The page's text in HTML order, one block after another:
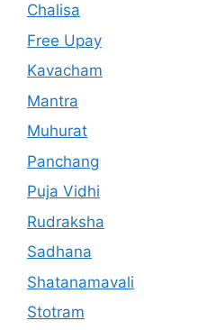
Chalisa
Free Upay
Kavacham
Mantra
Muhurat
Panchang
Puja Vidhi
Rudraksha
Sadhana
Shatanamavali
Stotram